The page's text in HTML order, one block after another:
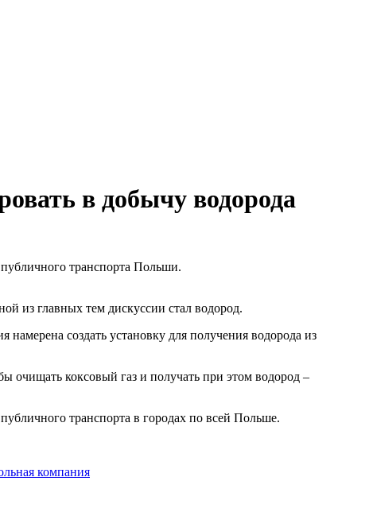
в добычу водорода
транспорта Польши.
из главных тем дискуссии стал водород.
создать установку для получения водорода из
коксовый газ и получать при этом водород –
транспорта в городах по всей Польше.
компания